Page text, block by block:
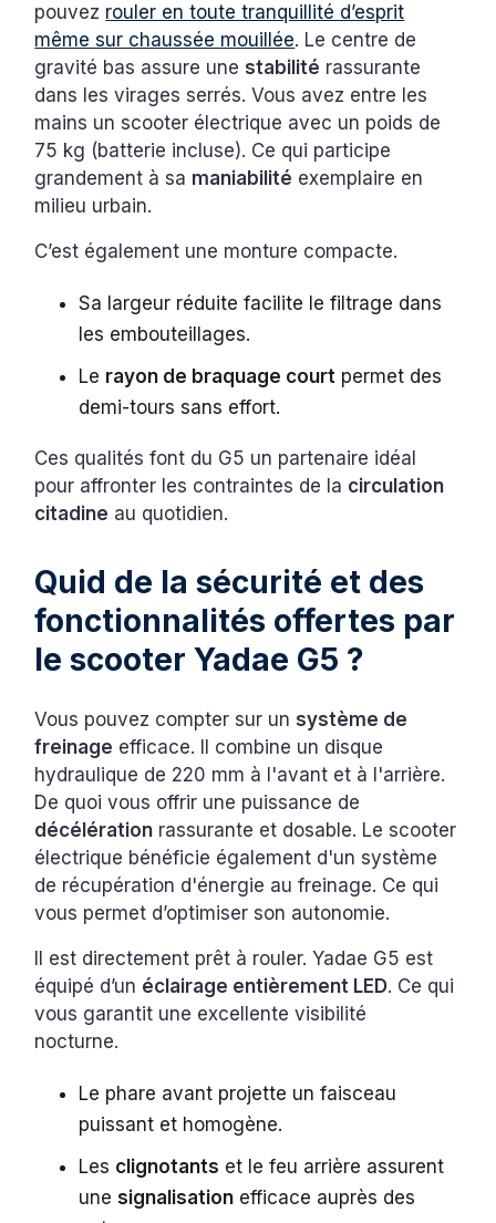
pouvez rouler en toute tranquillité d’esprit
même sur chaussée mouillée. Le centre de
gravité bas assure unestabilité rassurante
dans les virages serrés. Vous avez entre les
mains un scooter électrique avec un poids de
75 kg (batterie incluse). Ce qui participe
grandement à sa maniabilité exemplaire en
milieu urbain.
C’est également une monture compacte.
Sa largeur réduite facilite le filtrage dans
les embouteillages.
Le rayon de braquage court permet des
demi-tours sans effort.
Ces qualités font du G5 un partenaire idéal
pour affronter les contraintes de la circulation
citadine au quotidien.
Quid de la sécurité et des
fonctionnalités offertes par
le scooter Yadae G5 ?
Vous pouvez compter sur unsystème de
freinage efficace. Il combine un disque
hydraulique de 220 mm à l'avant et à l'arrière.
De quoi vous offrir une puissance de
décélération rassurante et dosable. Le scooter
électrique bénéficie également d'un système
de récupération d'énergie au freinage. Ce qui
vous permet d’optimiser son autonomie.
Il est directement prêt à rouler. Yadae G5 est
équipé d’un éclairage entièrement LED. Ce qui
vous garantit une excellente visibilité
nocturne.
Le phare avant projette un faisceau
puissant et homogène.
Les clignotants et le feu arrière assurent
unesignalisation efficace auprès des